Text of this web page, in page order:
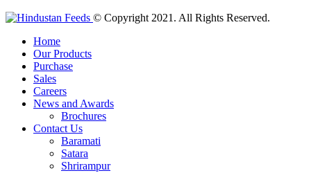
© Copyright 2021. All Rights Reserved.
Home
Our Products
Purchase
Sales
Careers
News and Awards
Brochures
Contact Us
Baramati
Satara
Shrirampur